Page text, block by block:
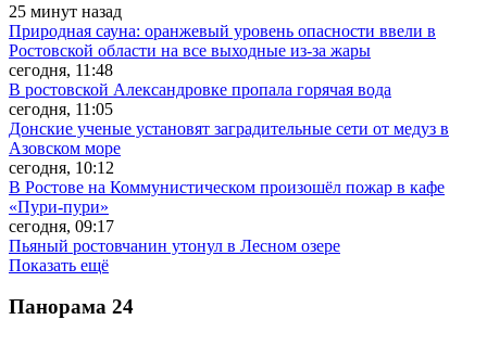
25 минут назад
Природная сауна: оранжевый уровень опасности ввели в
Ростовской области на все выходные из-за жары
сегодня, 11:48
В ростовской Александровке пропала горячая вода
сегодня, 11:05
Донские ученые установят заградительные сети от медуз в
Азовском море
сегодня, 10:12
В Ростове на Коммунистическом произошёл пожар в кафе
«Пури-пури»
сегодня, 09:17
Пьяный ростовчанин утонул в Лесном озере
Показать ещё
Панорама 24